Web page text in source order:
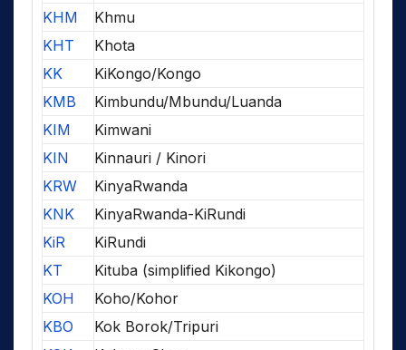
KHM
Khmu
KHT
Khota
KK
KiKongo/Kongo
KMB
Kimbundu/Mbundu/Luanda
KIM
Kimwani
KIN
Kinnauri / Kinori
KRW
KinyaRwanda
KNK
KinyaRwanda-KiRundi
KiR
KiRundi
KT
Kituba (simplified Kikongo)
KOH
Koho/Kohor
KBO
Kok Borok/Tripuri